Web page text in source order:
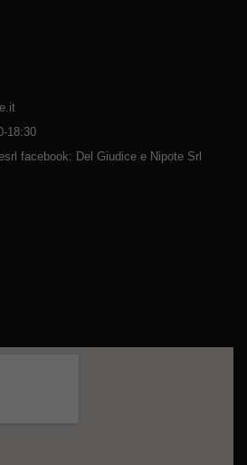
18:30
facebook: Del Giudice e Nipote Srl